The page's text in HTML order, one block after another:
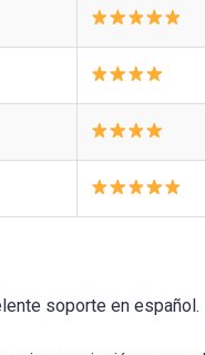
soporte en español.